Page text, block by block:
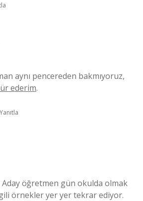
aynı pencereden bakmıyoruz,
ederim.
Yanıtla
öğretmen gün okulda olmak
örnekler yer yer tekrar ediyor.